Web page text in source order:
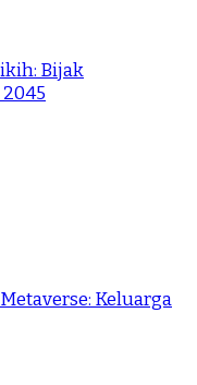
Bijak
Keluarga